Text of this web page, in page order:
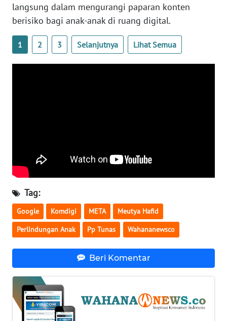
langsung dalam mengurangi paparan konten
berisiko bagi anak-anak di ruang digital.
1 2 3 Selanjutnya Lihat Semua
Tag:
Google Komdigi META Meutya Hafid
Perlindungan Anak Pp Tunas Wahananewsco
Beri Komentar
WN
RIAU
WN
SERAMBI
WN
NTB
WN
SULTENG
SULBAR
WN
BABEL
WN